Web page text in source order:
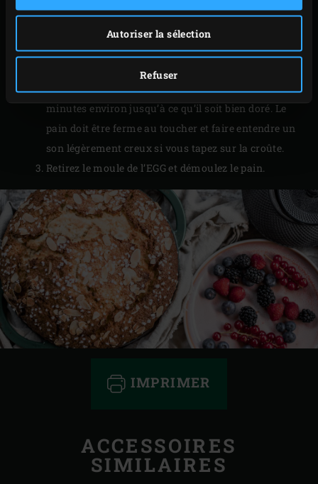
Autoriser la sélection
Refuser
sur la pâte. Saupoudrez d’amandes effilées et de
Placez lapierre de cuissonsur la grille et posez le
moule dessus. Fermez le couvercle de l’EGG et
laissez cuire à point le pain aux amandes 45
minutes environ jusqu’à ce qu’il soit bien doré. Le
pain doit être ferme au toucher et faire entendre un
son légèrement creux si vous tapez sur la croûte.
Retirez le moule de l’EGG et démoulez le pain.
IMPRIMER
ACCESSOIRES
SIMILAIRES